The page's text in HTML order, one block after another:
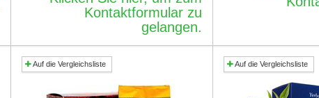
Kontaktformular zu
gelangen.
Auf die Vergleichsliste Auf die Vergleichsliste